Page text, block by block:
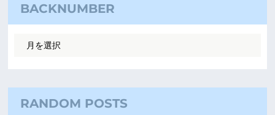
BACKNUMBER
RANDOM POSTS